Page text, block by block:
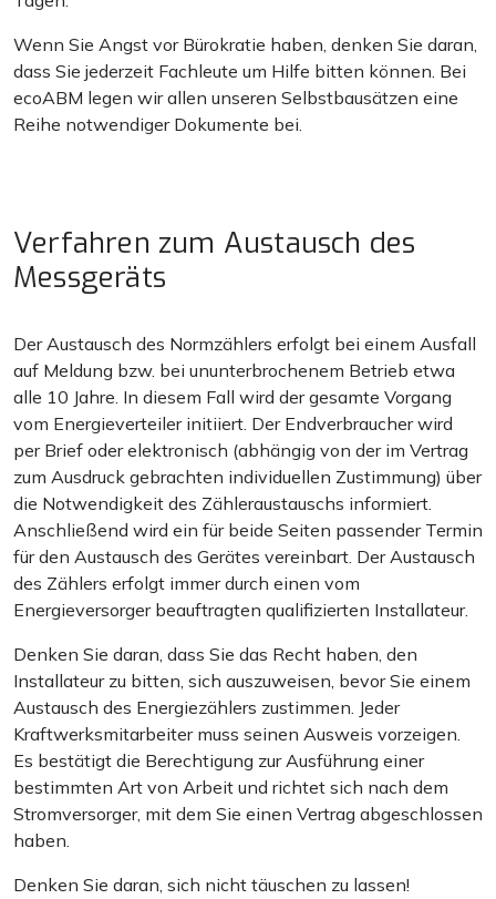
Wenn Sie Angst vor Bürokratie haben, denken Sie daran,
dass Sie jederzeit Fachleute um Hilfe bitten können. Bei
ecoABM legen wir allen unseren Selbstbausätzen eine
Reihe notwendiger Dokumente bei.
Verfahren zum Austausch des
Messgeräts
Der Austausch des Normzählers erfolgt bei einem Ausfall
auf Meldung bzw. bei ununterbrochenem Betrieb etwa
alle 10 Jahre. In diesem Fall wird der gesamte Vorgang
vom Energieverteiler initiiert. Der Endverbraucher wird
per Brief oder elektronisch (abhängig von der im Vertrag
zum Ausdruck gebrachten individuellen Zustimmung) über
die Notwendigkeit des Zähleraustauschs informiert.
Anschließend wird ein für beide Seiten passender Termin
für den Austausch des Gerätes vereinbart. Der Austausch
des Zählers erfolgt immer durch einen vom
Energieversorger beauftragten qualifizierten Installateur.
Denken Sie daran, dass Sie das Recht haben, den
Installateur zu bitten, sich auszuweisen, bevor Sie einem
Austausch des Energiezählers zustimmen. Jeder
Kraftwerksmitarbeiter muss seinen Ausweis vorzeigen.
Es bestätigt die Berechtigung zur Ausführung einer
bestimmten Art von Arbeit und richtet sich nach dem
Stromversorger, mit dem Sie einen Vertrag abgeschlossen
haben.
Denken Sie daran, sich nicht täuschen zu lassen!